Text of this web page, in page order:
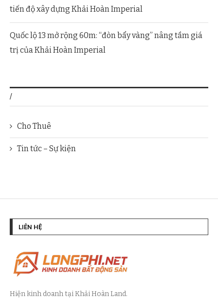
tiến độ xây dựng Khải Hoàn Imperial
Quốc lộ 13 mở rộng 60m: “đòn bẩy vàng” nâng tầm giá
trị của Khải Hoàn Imperial
/
Cho Thuê
Tin tức – Sự kiện
LIÊN HỆ
Hiện kinh doanh tại Khải Hoàn Land.